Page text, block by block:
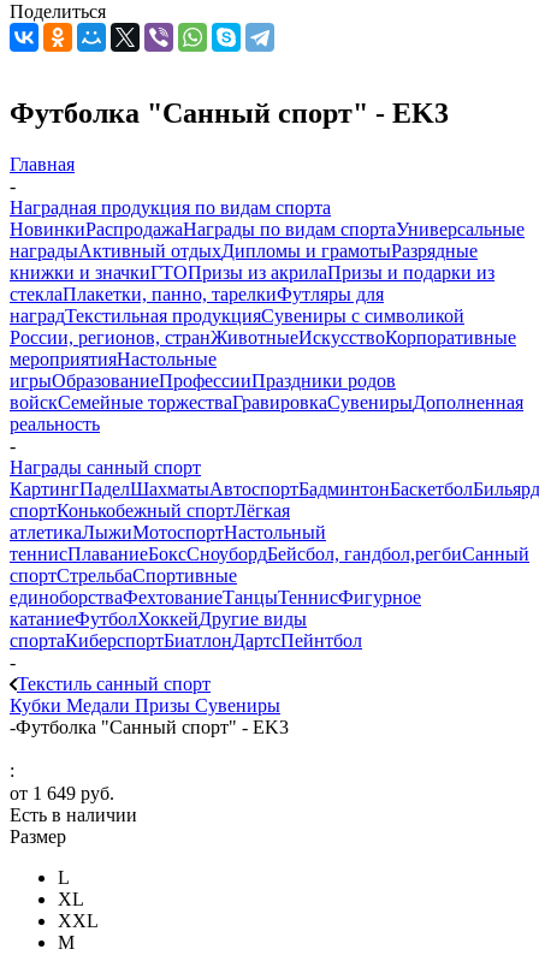
Поделиться
Футболка "Санный спорт" - EK3
Главная
-
Наградная продукция по видам спорта
НовинкиРаспродажаНаграды по видам спортаУниверсальные
наградыАктивный отдыхДипломы и грамотыРазрядные
книжки и значкиГТОПризы из акрилаПризы и подарки из
стеклаПлакетки, панно, тарелкиФутляры для
наградТекстильная продукцияСувениры с символикой
России, регионов, странЖивотныеИскусствоКорпоративные
мероприятияНастольные
игрыОбразованиеПрофессииПраздники родов
войскСемейные торжестваГравировкаСувенирыДополненная
реальность
-
Награды санный спорт
КартингПаделШахматыАвтоспортБадминтонБаскетболБильярд
спортКонькобежный спортЛёгкая
атлетикаЛыжиМотоспортНастольный
теннисПлаваниеБоксСноубордБейсбол, гандбол,регбиСанный
спортСтрельбаСпортивные
единоборстваФехтованиеТанцыТеннисФигурное
катаниеФутболХоккейДругие виды
спортаКиберспортБиатлонДартсПейнтбол
-
Текстиль санный спорт
Кубки Медали Призы Сувениры
-Футболка "Санный спорт" - EK3
:
от 1 649 руб.
Есть в наличии
Размер
L
XL
XXL
М